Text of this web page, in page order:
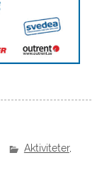
Aktiviteter,